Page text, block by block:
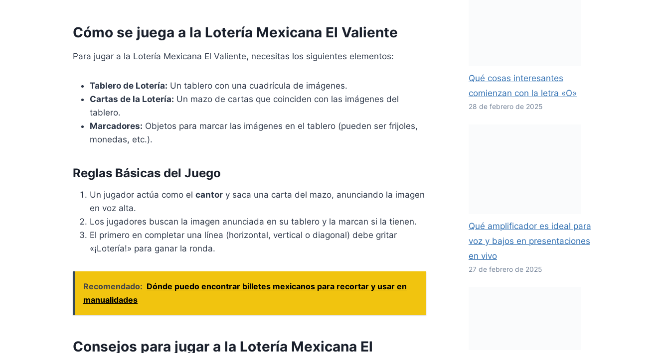
Cómo se juega a la Lotería Mexicana El Valiente
Para jugar a la Lotería Mexicana El Valiente, necesitas los siguientes elementos:
Tablero de Lotería: Un tablero con una cuadrícula de imágenes.
Cartas de la Lotería: Un mazo de cartas que coinciden con las imágenes del
tablero.
Marcadores: Objetos para marcar las imágenes en el tablero (pueden ser frijoles,
monedas, etc.).
Reglas Básicas del Juego
Un jugador actúa como el cantor y saca una carta del mazo, anunciando la imagen
en voz alta.
Los jugadores buscan la imagen anunciada en su tablero y la marcan si la tienen.
El primero en completar una línea (horizontal, vertical o diagonal) debe gritar
«¡Lotería!» para ganar la ronda.
Recomendado: Dónde puedo encontrar billetes mexicanos para recortar y usar en
manualidades
Consejos para jugar a la Lotería Mexicana El
Qué cosas interesantes
comienzan con la letra «O»
28 de febrero de 2025
Qué amplificador es ideal para
voz y bajos en presentaciones
en vivo
27 de febrero de 2025